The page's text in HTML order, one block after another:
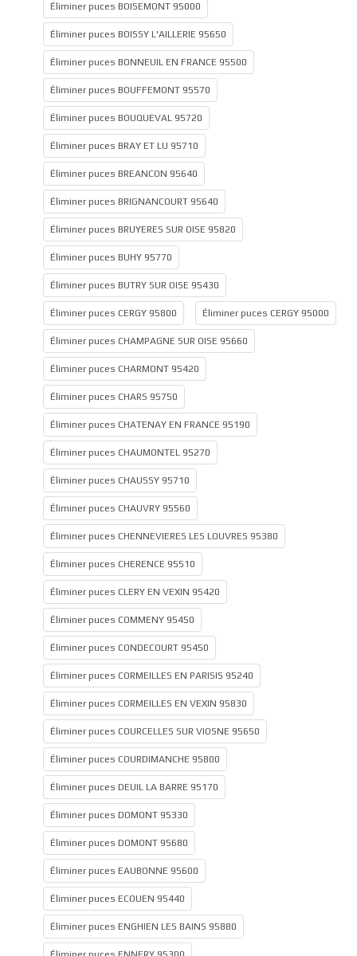
Éliminer puces BOISEMONT 95000
Éliminer puces BOISSY L'AILLERIE 95650
Éliminer puces BONNEUIL EN FRANCE 95500
Éliminer puces BOUFFEMONT 95570
Éliminer puces BOUQUEVAL 95720
Éliminer puces BRAY ET LU 95710
Éliminer puces BREANCON 95640
Éliminer puces BRIGNANCOURT 95640
Éliminer puces BRUYERES SUR OISE 95820
Éliminer puces BUHY 95770
Éliminer puces BUTRY SUR OISE 95430
Éliminer puces CERGY 95800 Éliminer puces CERGY 95000
Éliminer puces CHAMPAGNE SUR OISE 95660
Éliminer puces CHARMONT 95420
Éliminer puces CHARS 95750
Éliminer puces CHATENAY EN FRANCE 95190
Éliminer puces CHAUMONTEL 95270
Éliminer puces CHAUSSY 95710
Éliminer puces CHAUVRY 95560
Éliminer puces CHENNEVIERES LES LOUVRES 95380
Éliminer puces CHERENCE 95510
Éliminer puces CLERY EN VEXIN 95420
Éliminer puces COMMENY 95450
Éliminer puces CONDECOURT 95450
Éliminer puces CORMEILLES EN PARISIS 95240
Éliminer puces CORMEILLES EN VEXIN 95830
Éliminer puces COURCELLES SUR VIOSNE 95650
Éliminer puces COURDIMANCHE 95800
Éliminer puces DEUIL LA BARRE 95170
Éliminer puces DOMONT 95330
Éliminer puces DOMONT 95680
Éliminer puces EAUBONNE 95600
Éliminer puces ECOUEN 95440
Éliminer puces ENGHIEN LES BAINS 95880